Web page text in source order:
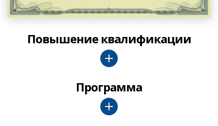
Повышение квалификации
Программа